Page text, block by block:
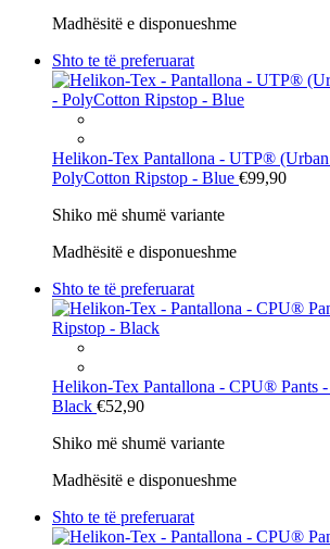
Madhësitë e disponueshme
Shto te të preferuarat
Helikon-Tex Pantallona - UTP®
PolyCotton Ripstop - Blue €99,90
Shiko më shumë variante
Madhësitë e disponueshme
Shto te të preferuarat
Helikon-Tex Pantallona - CPU® Pants
Black €52,90
Shiko më shumë variante
Madhësitë e disponueshme
Shto te të preferuarat